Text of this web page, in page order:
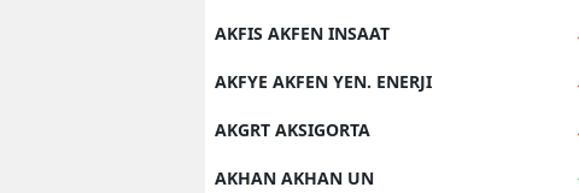
AKFIS AKFEN INSAAT
AKFYE AKFEN YEN. ENERJI
AKGRT AKSIGORTA
AKHAN AKHAN UN